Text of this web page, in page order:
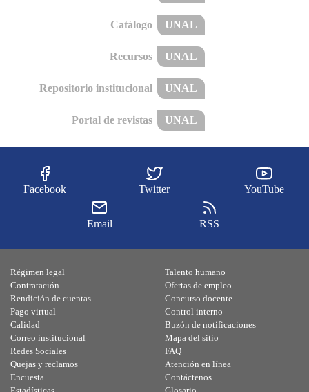
Catálogo UNAL
Recursos UNAL
Repositorio institucional UNAL
Portal de revistas UNAL
Facebook Twitter YouTube
Email RSS
Régimen legal
Contratación
Rendición de cuentas
Pago virtual
Calidad
Talento humano
Ofertas de empleo
Concurso docente
Control interno
Buzón de notificaciones
Correo institucional
Redes Sociales
Quejas y reclamos
Encuesta
Mapa del sitio
FAQ
Atención en línea
Contáctenos